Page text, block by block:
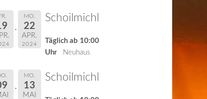
MO.
22
APR.
2024
Schoilmichl
Täglich ab 10:00
Uhr
Neuhaus
MO.
13
MAI
Schoilmichl